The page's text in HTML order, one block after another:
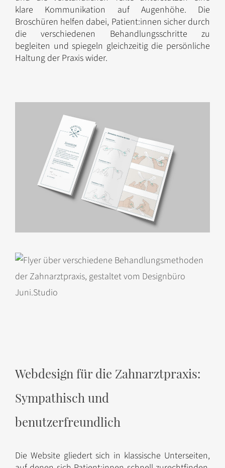
klare Kommunikation auf Augenhöhe. Die
Broschüren helfen dabei, Patient:innen sicher durch
die verschiedenen Behandlungsschritte zu
begleiten und spiegeln gleichzeitig die persönliche
Haltung der Praxis wider.
Webdesign für die Zahnarztpraxis:
Sympathisch und
benutzerfreundlich
Die Website gliedert sich in klassische Unterseiten,